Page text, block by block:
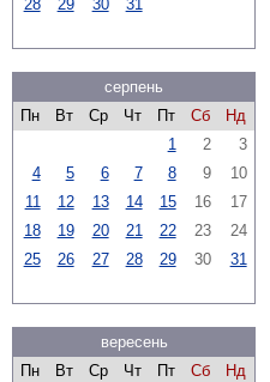
28 29 30 31
серпень
Пн
Вт Ср Чт Пт Сб
Нд
1
2
3
4
5 6 7 8 9
10
11
12 13 14 15 16
17
18
19 20 21 22 23
24
25
26 27 28 29 30 31
вересень
Пн
Вт Ср Чт Пт Сб
Нд